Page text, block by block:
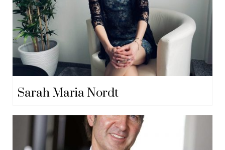
Sarah Maria Nordt